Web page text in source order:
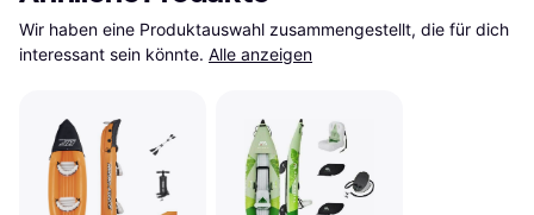
Wir haben eine Produktauswahl zusammengestellt, die für dich
interessant sein könnte. Alle anzeigen